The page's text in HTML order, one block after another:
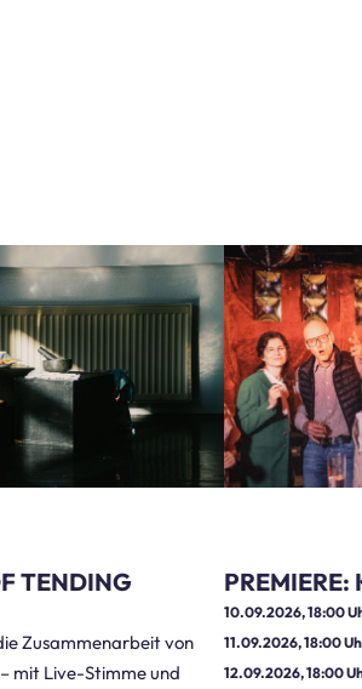
TENDING
Zusammenarbeit von
mit Live-Stimme und
PREMIERE:
10.09.2026, 18:00
11.09.2026, 18:00
12.09.2026, 18:00